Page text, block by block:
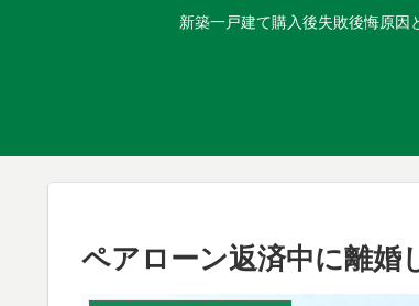
新築一戸建て購入後失敗後悔原因
ペアローン返済中に離婚